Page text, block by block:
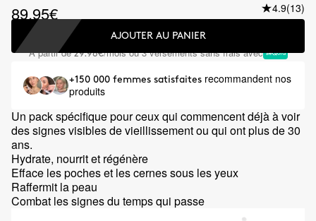
89.95€ 4.9(13)
AJOUTER AU PANIER
À partir de29.98€/mois ou 3 versements sans frais avec
+150 000 femmes satisfaites recommandent nos
produits
Un pack spécifique pour ceux qui commencent déjà à voir
des signes visibles de vieillissement ou qui ont plus de 30
ans.
Hydrate, nourrit et régénère
Efface les poches et les cernes sous les yeux
Raffermit la peau
Combat les signes du temps qui passe